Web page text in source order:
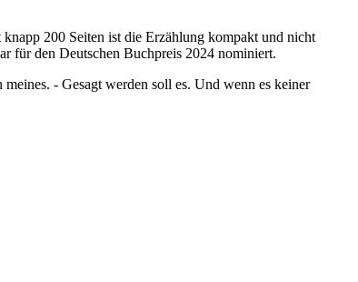
200 Seiten ist die Erzählung kompakt und nicht
für den Deutschen Buchpreis 2024 nominiert.
- Gesagt werden soll es. Und wenn es keiner